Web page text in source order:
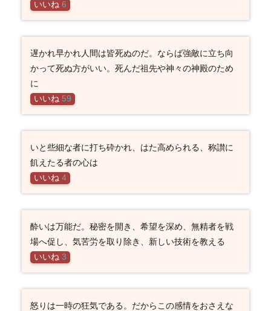
いいね 6
遅かれ早かれ人間は皆死ぬのだ。ならば強敵に立ち向
かって死ぬ方がいい。死んだ祖先や神々の神殿のため
に
いいね 59
いと些細な者に打ち砕かれ、はた高められる、称讃に
飢えたる者の心は
いいね 4
酔いは万能だ。秘密を開き、希望を深め、無精者を戦
場へ促し、気苦労を取り除き、新しい技術を教える
いいね 3
怒りは一時の狂気である。だからこの感情をおさえな